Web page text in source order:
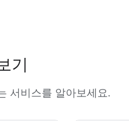
기
서비스를 알아보세요.